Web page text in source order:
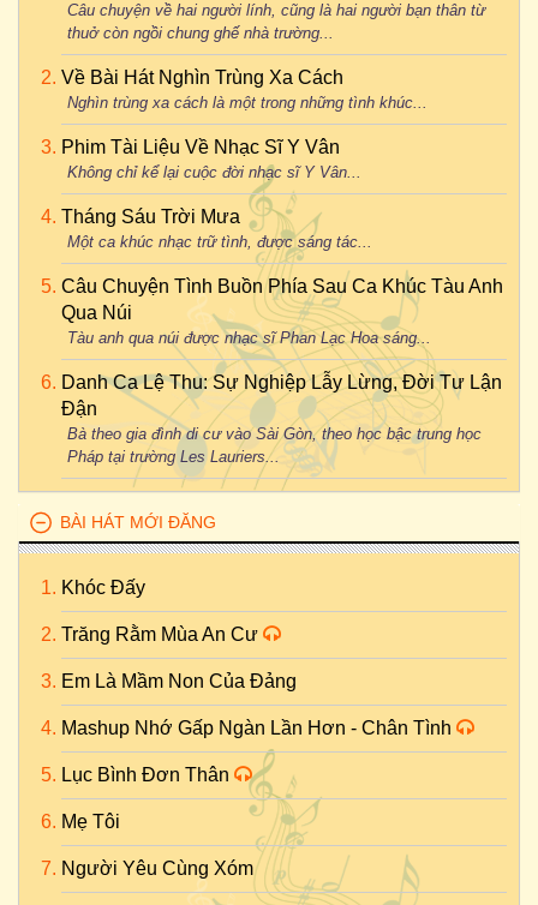
Câu chuyện về hai người lính, cũng là hai người bạn thân từ
thuở còn ngồi chung ghế nhà trường...
Về Bài Hát Nghìn Trùng Xa Cách
Nghìn trùng xa cách là một trong những tình khúc...
Phim Tài Liệu Về Nhạc Sĩ Y Vân
Không chỉ kể lại cuộc đời nhạc sĩ Y Vân...
Tháng Sáu Trời Mưa
Một ca khúc nhạc trữ tình, được sáng tác...
Câu Chuyện Tình Buồn Phía Sau Ca Khúc Tàu Anh
Qua Núi
Tàu anh qua núi được nhạc sĩ Phan Lạc Hoa sáng...
Danh Ca Lệ Thu: Sự Nghiệp Lẫy Lừng, Đời Tư Lận
Đận
Bà theo gia đình di cư vào Sài Gòn, theo học bậc trung học
Pháp tại trường Les Lauriers...
BÀI HÁT MỚI ĐĂNG
Khóc Đấy
Trăng Rằm Mùa An Cư
Em Là Mầm Non Của Đảng
Mashup Nhớ Gấp Ngàn Lần Hơn - Chân Tình
Lục Bình Đơn Thân
Mẹ Tôi
Người Yêu Cùng Xóm